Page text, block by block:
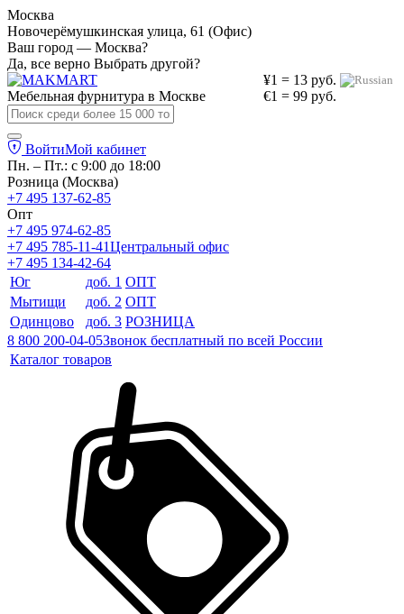
Москва
Новочерёмушкинская улица, 61 (Офис)
Ваш город — Москва?
Да, все верно Выбрать другой?
¥1 = 13 руб.
€1 = 99 руб.
Мебельная фурнитура в Москве
ВойтиМой кабинет
Пн. – Пт.: с 9:00 до 18:00
Розница (Москва)
+7 495 137-62-85
Опт
+7 495 974-62-85
+7 495 785-11-41Центральный офис
+7 495 134-42-64
Юг
доб. 1 ОПТ
Мытищи
доб. 2 ОПТ
Одинцово
доб. 3 РОЗНИЦА
8 800 200-04-05Звонок бесплатный по всей России
Каталог товаров